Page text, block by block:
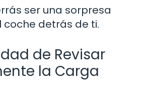
ser una sorpresa
coche detrás de ti.
de Revisar
la Carga